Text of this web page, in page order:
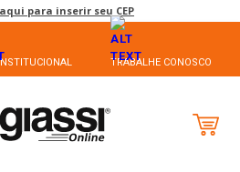
para inserir seu CEP
TRABALHE CONOSCO